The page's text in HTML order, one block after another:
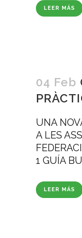
LEER MÁS
04 Feb
UNA
A LES
1 GUÍA
LEER MÁS